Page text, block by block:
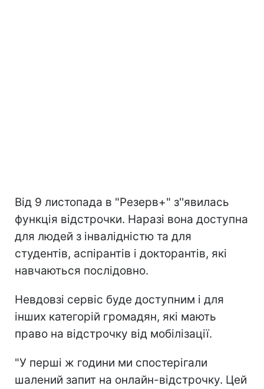
Від 9 листопада в "Резерв+" з''явилась
функція відстрочки. Наразі вона доступна
для людей з інвалідністю та для
студентів, аспірантів і докторантів, які
навчаються послідовно.
Невдовзі сервіс буде доступним і для
інших категорій громадян, які мають
право на відстрочку від мобілізації.
"У перші ж години ми спостерігали
шалений запит на онлайн-відстрочку. Цей